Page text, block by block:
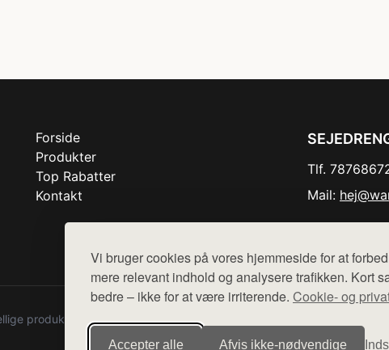
Vi bruger cookies på vores hjemmeside for at
mere relevant indhold og analysere trafikken. Kort
bedre – ikke for at være irriterende. Cookie- og
Accepter alle Afvis ikke‑nødvendige
Forside
Produkter
Top Rabatter
Kontakt
Tlf.
Mail:
produkter fra diverse webshops. Der sælges ikke varer fra denne